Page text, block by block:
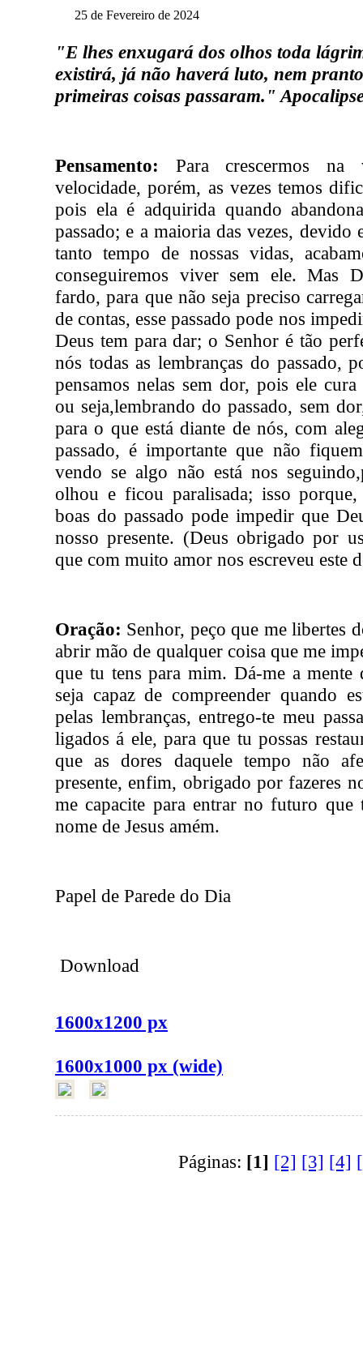
25 de Fevereiro de 2024
"E lhes enxugará dos olhos toda
existirá, já não haverá luto, nem
primeiras coisas passaram."
Pensamento: Para crescermos na
velocidade, porém, as vezes temos
pois ela é adquirida quando
passado; e a maioria das vezes, devido
tanto tempo de nossas vidas,
conseguiremos viver sem ele. Mas
fardo, para que não seja preciso
de contas, esse passado pode nos
Deus tem para dar; o Senhor é tão
nós todas as lembranças do passado,
pensamos nelas sem dor, pois ele
ou seja,lembrando do passado, sem
para o que está diante de nós, com
passado, é importante que não
vendo se algo não está nos
olhou e ficou paralisada; isso porque,
boas do passado pode impedir que
nosso presente. (Deus obrigado por
que com muito amor nos escreveu este
Oração: Senhor, peço que me libertes
abrir mão de qualquer coisa que me
que tu tens para mim. Dá-me a mente
seja capaz de compreender quando
pelas lembranças, entrego-te meu
ligados á ele, para que tu possas
que as dores daquele tempo não
presente, enfim, obrigado por fazeres
me capacite para entrar no futuro
nome de Jesus amém.
Papel de Parede do Dia
Download
1600x1200 px
1600x1000 px (wide)
Páginas: [1] [2] [3] [4]